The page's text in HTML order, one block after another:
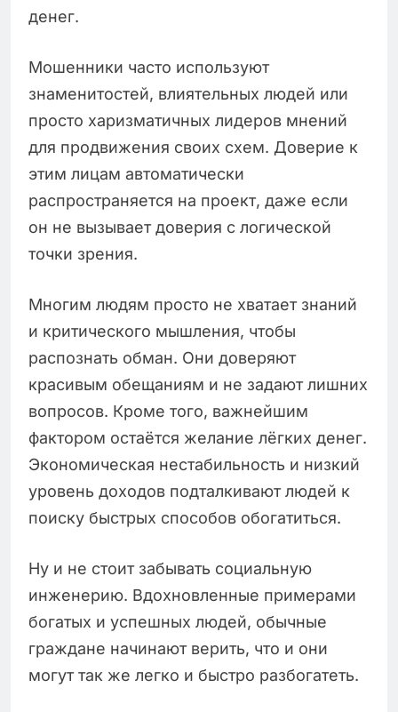
денег.
Мошенники часто используют
знаменитостей, влиятельных людей или
просто харизматичных лидеров мнений
для продвижения своих схем. Доверие к
этим лицам автоматически
распространяется на проект, даже если
он не вызывает доверия с логической
точки зрения.
Многим людям просто не хватает знаний
и критического мышления, чтобы
распознать обман. Они доверяют
красивым обещаниям и не задают лишних
вопросов. Кроме того, важнейшим
фактором остаётся желание лёгких денег.
Экономическая нестабильность и низкий
уровень доходов подталкивают людей к
поиску быстрых способов обогатиться.
Ну и не стоит забывать социальную
инженерию. Вдохновленные примерами
богатых и успешных людей, обычные
граждане начинают верить, что и они
могут так же легко и быстро разбогатеть.